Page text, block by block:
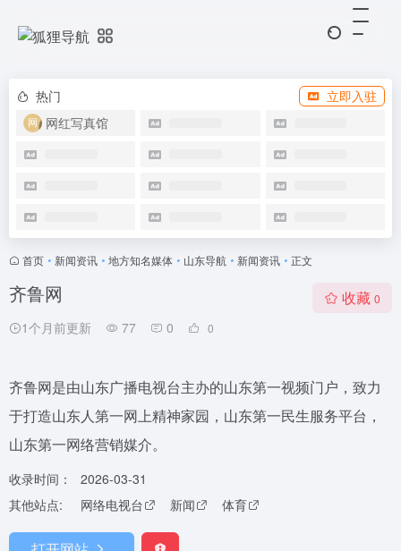
热门
立即入驻
网红写真馆
首页 • 新闻资讯 • 地方知名媒体 • 山东导航 • 新闻资讯 • 正文
齐鲁网
1个月前更新 77 0 0
收藏 0
齐鲁网是由山东广播电视台主办的山东第一视频门户，致力
于打造山东人第一网上精神家园，山东第一民生服务平台，
山东第一网络营销媒介。
收录时间：
2026-03-31
其他站点:
网络电视台 新闻 体育